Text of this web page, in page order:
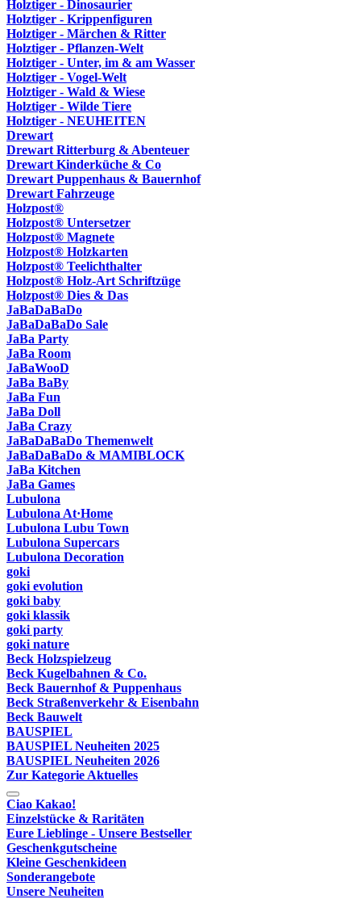
Holztiger - Dinosaurier
Holztiger - Krippenfiguren
Holztiger - Märchen & Ritter
Holztiger - Pflanzen-Welt
Holztiger - Unter, im & am Wasser
Holztiger - Vogel-Welt
Holztiger - Wald & Wiese
Holztiger - Wilde Tiere
Holztiger - NEUHEITEN
Drewart
Drewart Ritterburg & Abenteuer
Drewart Kinderküche & Co
Drewart Puppenhaus & Bauernhof
Drewart Fahrzeuge
Holzpost®
Holzpost® Untersetzer
Holzpost® Magnete
Holzpost® Holzkarten
Holzpost® Teelichthalter
Holzpost® Holz-Art Schriftzüge
Holzpost® Dies & Das
JaBaDaBaDo
JaBaDaBaDo Sale
JaBa Party
JaBa Room
JaBaWooD
JaBa BaBy
JaBa Fun
JaBa Doll
JaBa Crazy
JaBaDaBaDo Themenwelt
JaBaDaBaDo & MAMIBLOCK
JaBa Kitchen
JaBa Games
Lubulona
Lubulona At·Home
Lubulona Lubu Town
Lubulona Supercars
Lubulona Decoration
goki
goki evolution
goki baby
goki klassik
goki party
goki nature
Beck Holzspielzeug
Beck Kugelbahnen & Co.
Beck Bauernhof & Puppenhaus
Beck Straßenverkehr & Eisenbahn
Beck Bauwelt
BAUSPIEL
BAUSPIEL Neuheiten 2025
BAUSPIEL Neuheiten 2026
Zur Kategorie Aktuelles
Ciao Kakao!
Einzelstücke & Raritäten
Eure Lieblinge - Unsere Bestseller
Geschenkgutscheine
Kleine Geschenkideen
Sonderangebote
Unsere Neuheiten